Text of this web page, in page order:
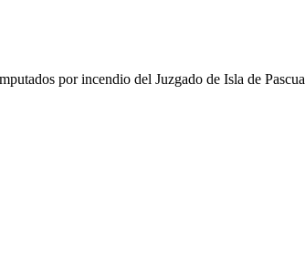
por incendio del Juzgado de Isla de Pascua